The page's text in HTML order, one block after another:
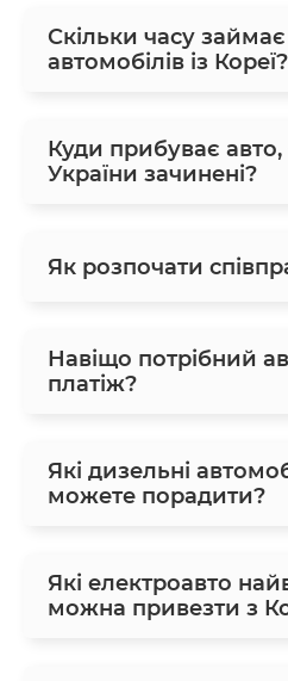
Скільки часу
автомобілів із Кореї?
Куди прибуває
України зачинені?
Як розпочати
Навіщо потрібний
платіж?
Які дизельні
можете порадити?
Які електроавто
можна привезти з